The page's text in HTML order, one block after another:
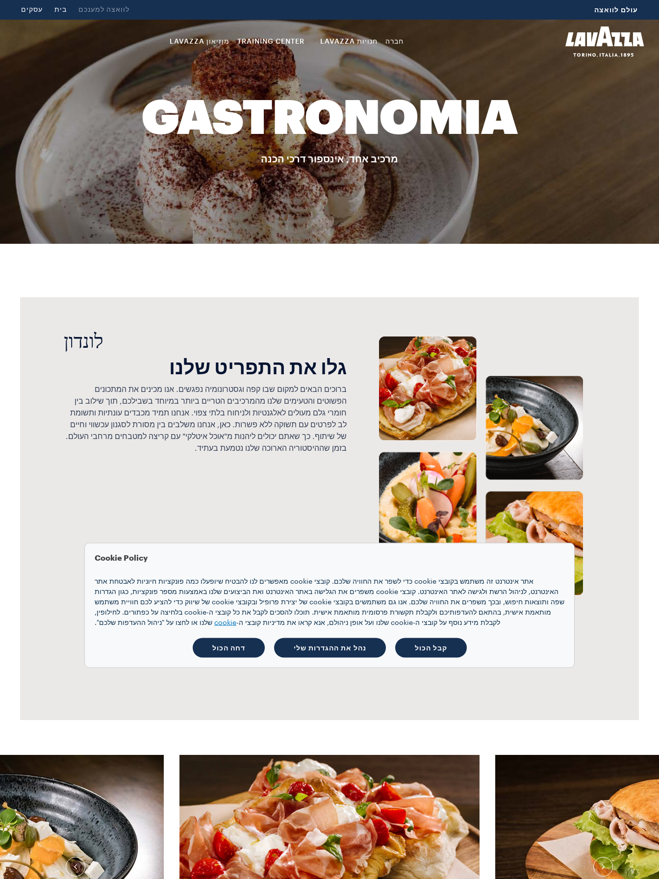
עולם לוואצה לוואצה למענכם בית עסקים
חברה חנויות LAVAZZA TRAINING CENTER מוזיאון LAVAZZA
GASTRONOMIA
מרכיב אחד, אינספור דרכי הכנה
לונדון
גלו את התפריט שלנו
ברוכים הבאים למקום שבו קפה וגסטרונומיה נפגשים. אנו מכינים את המתכונים
הפשוטים והטעימים שלנו מהמרכיבים הטריים ביותר במיוחד בשבילכם, תוך שילוב בין
חומרי גלם מעולים לאלגנטיות ולניחוח בלתי צפוי. אנחנו תמיד מכבדים עונתיות ותשומת
לב לפרטים עם תשוקה ללא פשרות. כאן, אנחנו משלבים בין מסורת לסגנון עכשווי וחיים
של שיתוף. כך שאתם יכולים ליהנות מ"אוכל איטלקי" עם קריצה למטבחים מרחבי העולם.
בזמן שההיסטוריה הארוכה שלנו נטמעת בעתיד.
Cookie Policy
אתר אינטרנט זה משתמש בקובצי cookie כדי לשפר את החוויה שלכם. קובצי cookie מאפשרים לנו להבטיח שיופעלו כמה פונקציות חיוניות לאבטחת אתר
האינטרנט, לניהול הרשת ולגישה לאתר האינטרנט. קובצי cookie משפרים את הגלישה באתר האינטרנט ואת הביצועים שלנו באמצעות מספר פונקציות, כגון הגדרות
שפה ותוצאות חיפוש, ובכך משפרים את החוויה שלכם. אנו גם משתמשים בקובצי cookie של יצירת פרופיל ובקובצי cookie של שיווק כדי להציע לכם חוויית משתמש
מותאמת אישית, בהתאם להעדפותיכם ולקבלת תקשורת פרסומית מותאמת אישית. תוכלו להסכים לקבל את כל קובצי ה-cookie בלחיצה על כפתורים. לחילופין,
לקבלת מידע נוסף על קובצי ה-cookie שלנו ועל אופן ניהולם, אנא קראו את מדיניות קובצי ה-
cookie שלנו או לחצו על "ניהול ההעדפות שלכם".
קבל הכול נהל את ההגדרות שלי דחה הכול